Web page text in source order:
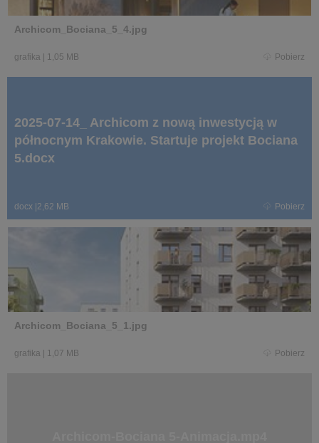
Archicom_Bociana_5_4.jpg
grafika 1,05 MB Pobierz
2025-07-14_ Archicom z nową inwestycją w
północnym Krakowie. Startuje projekt Bociana
5.docx
docx 2,62 MB Pobierz
Archicom_Bociana_5_1.jpg
grafika 1,07 MB Pobierz